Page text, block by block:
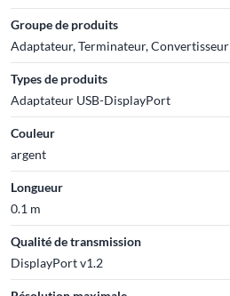
Groupe de produits
Adaptateur, Terminateur, Convertisseur
Types de produits
Adaptateur USB-DisplayPort
Couleur
argent
Longueur
0.1 m
Qualité de transmission
DisplayPort v1.2